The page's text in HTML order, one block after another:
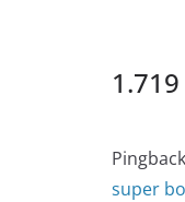
super